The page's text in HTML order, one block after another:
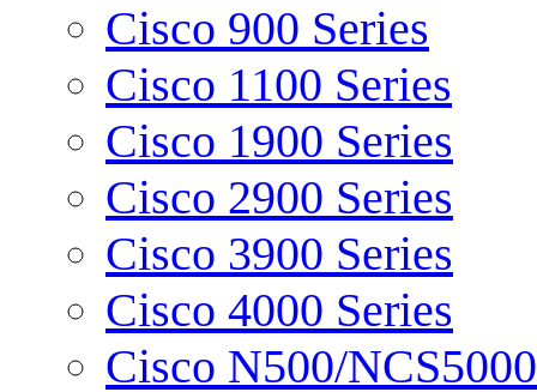
Cisco 900 Series
Cisco 1100 Series
Cisco 1900 Series
Cisco 2900 Series
Cisco 3900 Series
Cisco 4000 Series
Cisco N500/